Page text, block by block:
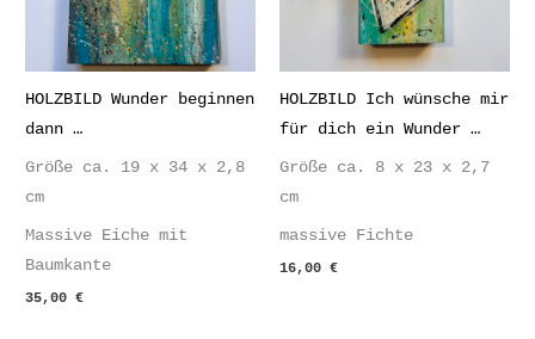
HOLZBILD Wunder beginnen
dann …
Größe ca. 19 x 34 x 2,8
cm
Massive Eiche mit
Baumkante
35,00€
HOLZBILD Ich wünsche mir
für dich ein Wunder …
Größe ca. 8 x 23 x 2,7
cm
massive Fichte
16,00 €